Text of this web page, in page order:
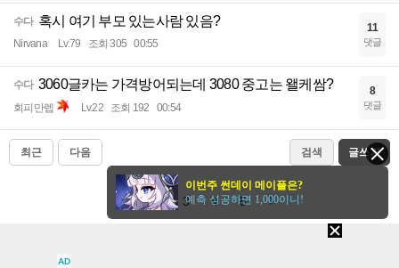
수다 혹시 여기 부모 있는사람 있음?
Nirvana Lv.79 조회 305 00:55
11
댓글
수다 3060글카는 가격방어되는데 3080 중고는 왤케쌈?
회피만렙 Lv.22 조회 192 00:54
8
댓글
최근 다음 검색 글쓰기
1 2 3 4 5
AD
이번주 썬데이 메이플은?
예측 성공하면 1,000이니!